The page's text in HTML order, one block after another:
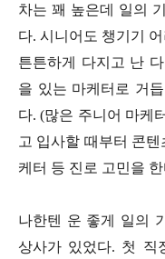
차는 꽤 높은데 일의
다. 시니어도 챙기기
튼튼하게 다지고 난
을 있는 마케터로 거
다. (많은 주니어 마케
고 입사할 때부터 콘
케터 등 진로 고민을
나한텐 운 좋게 일의
상사가 있었다. 첫 직